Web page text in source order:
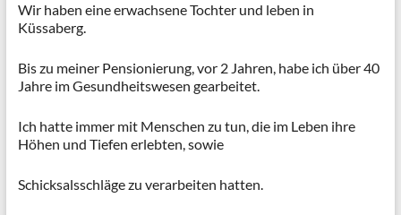
Wir haben eine erwachsene Tochter und leben in
Küssaberg.
Bis zu meiner Pensionierung, vor 2 Jahren, habe ich über 40
Jahre im Gesundheitswesen gearbeitet.
Ich hatte immer mit Menschen zu tun, die im Leben ihre
Höhen und Tiefen erlebten, sowie
Schicksalsschläge zu verarbeiten hatten.